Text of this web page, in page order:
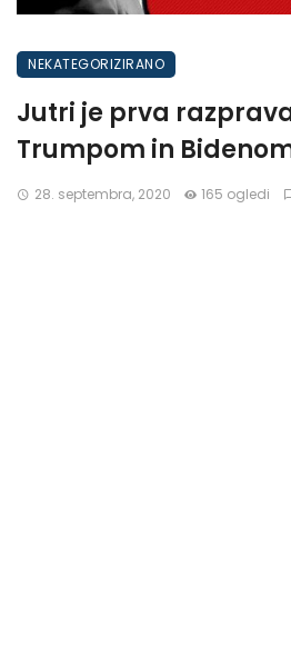
NEKATEGORIZIRANO
Jutri je prva
Trumpom in
28. septembra, 2020 165 ogledi